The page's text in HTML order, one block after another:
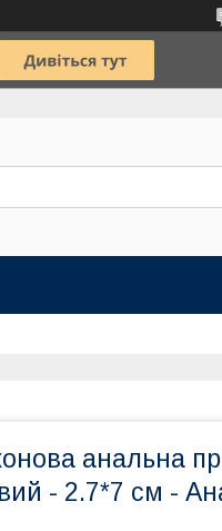
анальна
- 2.7*7 см -